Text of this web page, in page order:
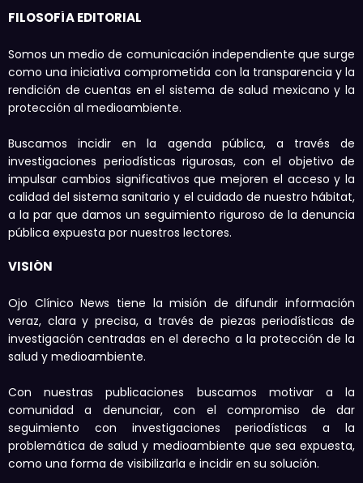
FILOSOFÍA EDITORIAL
Somos un medio de comunicación independiente que surge
como una iniciativa comprometida con la transparencia y la
rendición de cuentas en el sistema de salud mexicano y la
protección al medioambiente.
Buscamos incidir en la agenda pública, a través de
investigaciones periodísticas rigurosas, con el objetivo de
impulsar cambios significativos que mejoren el acceso y la
calidad del sistema sanitario y el cuidado de nuestro hábitat,
a la par que damos un seguimiento riguroso de la denuncia
pública expuesta por nuestros lectores.
VISIÓN
Ojo Clínico News tiene la misión de difundir información
veraz, clara y precisa, a través de piezas periodísticas de
investigación centradas en el derecho a la protección de la
salud y medioambiente.
Con nuestras publicaciones buscamos motivar a la
comunidad a denunciar, con el compromiso de dar
seguimiento con investigaciones periodísticas a la
problemática de salud y medioambiente que sea expuesta,
como una forma de visibilizarla e incidir en su solución.